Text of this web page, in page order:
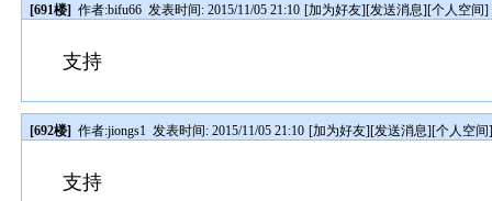
[691楼] 作者:bifu66 发表时间: 2015/11/05 21:10 [加为好友][发送消息][个人空间]
支持
[692楼] 作者:jiongs1 发表时间: 2015/11/05 21:10 [加为好友][发送消息][个人空间
支持